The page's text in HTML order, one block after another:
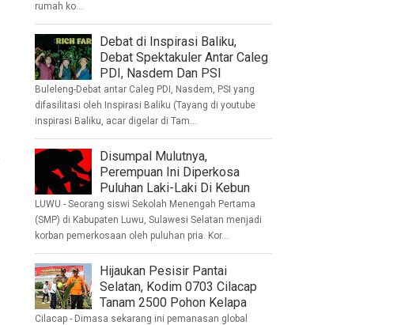
rumah ko...
Debat di Inspirasi Baliku,
Debat Spektakuler Antar Caleg
PDI, Nasdem Dan PSI
Buleleng-Debat antar Caleg PDI, Nasdem, PSI yang
difasilitasi oleh Inspirasi Baliku (Tayang di youtube
inspirasi Baliku, acar digelar di Tam...
Disumpal Mulutnya,
Perempuan Ini Diperkosa
Puluhan Laki-Laki Di Kebun
LUWU - Seorang siswi Sekolah Menengah Pertama
(SMP) di Kabupaten Luwu, Sulawesi Selatan menjadi
korban pemerkosaan oleh puluhan pria. Kor...
Hijaukan Pesisir Pantai
Selatan, Kodim 0703 Cilacap
Tanam 2500 Pohon Kelapa
Cilacap - Dimasa sekarang ini pemanasan global